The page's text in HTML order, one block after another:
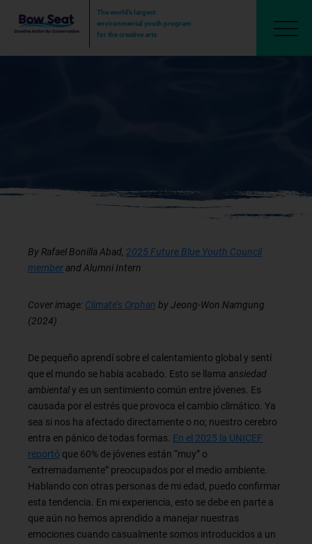
The world’s largest
environmental youth program
for the creative arts
By Rafael Bonilla Abad, 2025 Future Blue Youth Council
memberand Alumni Intern
Cover image: Climate’s Orphan by Jeong-Won Namgung
(2024)
De pequeño aprendí sobre el calentamiento global y sentí
que el mundo se había acabado. Esto se llama ansiedad
ambientaly es un sentimiento común entre jóvenes. Es
causada por el estrés que provoca el cambio climático. Ya
sea si nos ha afectado directamente o no; nuestro cerebro
entra en pánico de todas formas. En el 2025 la UNICEF
reportó que 60% de jóvenes están “muy” o
“extremadamente” preocupados por el medio ambiente.
Hablando con otras personas de mi edad, puedo confirmar
esta tendencia. En mi experiencia, esto se debe en parte a
que aún no hemos aprendido a manejar nuestras
emociones cuando casualmente somos introducidos a un